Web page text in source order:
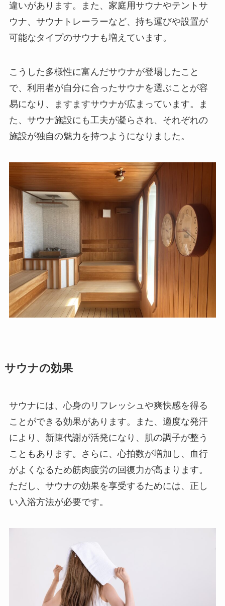
違いがあります。また、家庭用サウナやテントサ
ウナ、サウナトレーラーなど、持ち運びや設置が
可能なタイプのサウナも増えています。
こうした多様性に富んだサウナが登場したこと
で、利用者が自分に合ったサウナを選ぶことが容
易になり、ますますサウナが広まっています。ま
た、サウナ施設にも工夫が凝らされ、それぞれの
施設が独自の魅力を持つようになりました。
サウナの効果
サウナには、心身のリフレッシュや爽快感を得る
ことができる効果があります。また、適度な発汗
により、新陳代謝が活発になり、肌の調子が整う
こともあります。さらに、心拍数が増加し、血行
がよくなるため筋肉疲労の回復力が高まります。
ただし、サウナの効果を享受するためには、正し
い入浴方法が必要です。